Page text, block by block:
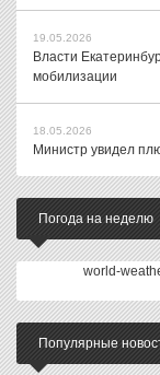
19.05.2026
Власти
мобилизации
18.05.2026
Министр увидел
Погода на неделю
world-
Популярные